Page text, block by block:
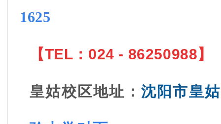
1625
【TEL： 024 - 86250988】
皇姑校区地址 ： 沈阳市皇